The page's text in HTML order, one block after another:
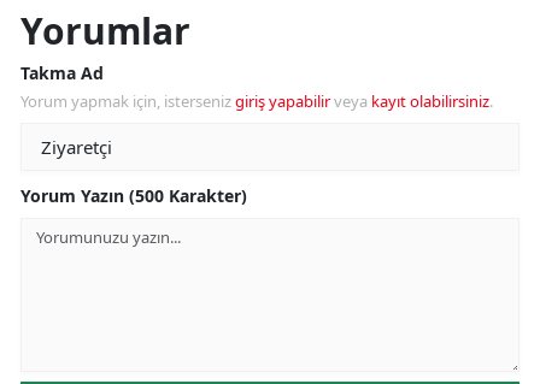
Yorumlar
Takma Ad
Yorum yapmak için, istersenizgiriş yapabilirveya kayıt olabilirsiniz.
Yorum Yazın (500 Karakter)